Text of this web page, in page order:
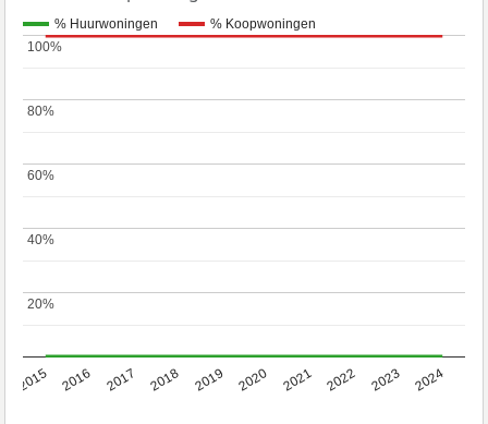
% Huurwoningen % Koopwoningen
2015 2016 2017 2018 2019 2020 2021 2022 2023 2024
20%
20%
40%
40%
60%
60%
80%
80%
100%
100%